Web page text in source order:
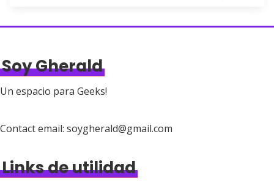
Soy Gherald
Un espacio para Geeks!
Contact email: soygherald@gmail.com
Links de utilidad